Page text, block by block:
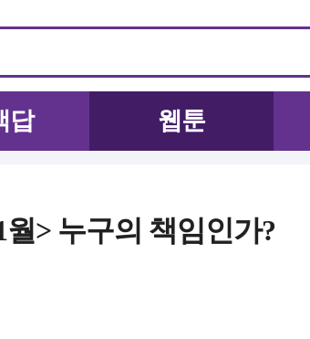
답 웹툰
월> 누구의 책임인가?